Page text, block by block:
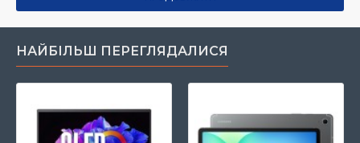
НАЙБІЛЬШ ПЕРЕГЛЯДАЛИСЯ